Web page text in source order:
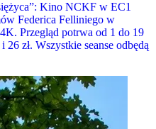
Kino NCKF w EC1
Federica Felliniego w
Przegląd potrwa od 1 do 19
zł. Wszystkie seanse odbędą